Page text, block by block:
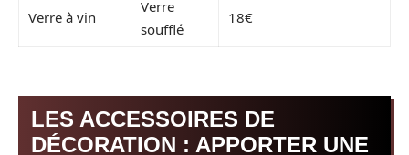
Verre à vin
Verre
soufflé
18€
LES ACCESSOIRES DE
DÉCORATION : APPORTER UNE